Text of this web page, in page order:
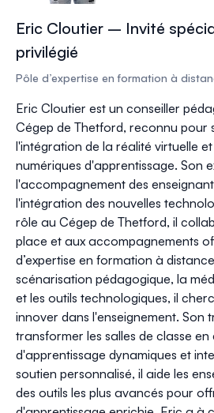
Eric Cloutier – Invité
privilégié
Pôle d’expertise en formation à
Eric Cloutier est un conseiller
Cégep de Thetford, reconnu pour
l'intégration de la réalité virtuelle
numériques d'apprentissage. Son
l'accompagnement des
l'intégration des nouvelles
rôle au Cégep de Thetford, il
place et aux accompagnements
d’expertise en formation à
scénarisation pédagogique, la
et les outils technologiques, il
innover dans l'enseignement. Son
transformer les salles de classe
d'apprentissage dynamiques et
soutien personnalisé, il aide les
des outils les plus avancés pour